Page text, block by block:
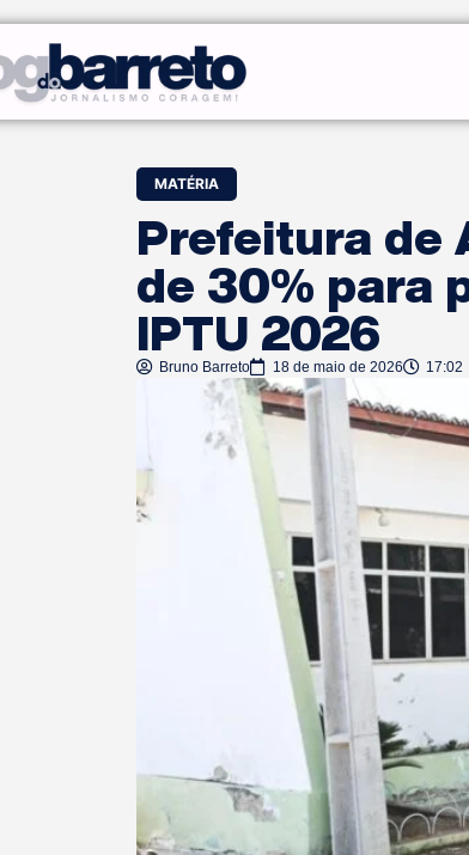
MATÉRIA
Prefeitura de
de 30% para
IPTU 2026
Bruno Barreto 18 de maio de 2026 17:02